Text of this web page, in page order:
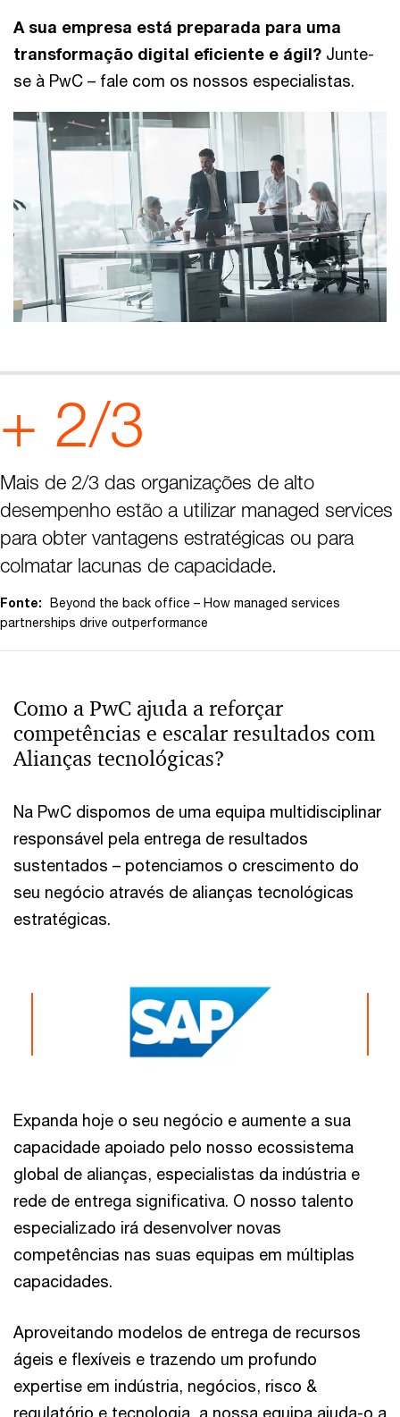
A sua empresa está preparada para uma
transformação digital eficiente e ágil? Junte-
se à PwC – fale com os nossos especialistas.
+ 2/3
Mais de 2/3 das organizações de alto
desempenho estão a utilizar managed services
para obter vantagens estratégicas ou para
colmatar lacunas de capacidade.
Fonte: Beyond the back office – How managed services
partnerships drive outperformance
Como a PwC ajuda a reforçar
competências e escalar resultados com
Alianças tecnológicas?
Na PwC dispomos de uma equipa multidisciplinar
responsável pela entrega de resultados
sustentados – potenciamos o crescimento do
seu negócio através de alianças tecnológicas
estratégicas.
Expanda hoje o seu negócio e aumente a sua
capacidade apoiado pelo nosso ecossistema
global de alianças, especialistas da indústria e
rede de entrega significativa. O nosso talento
especializado irá desenvolver novas
competências nas suas equipas em múltiplas
capacidades.
Aproveitando modelos de entrega de recursos
ágeis e flexíveis e trazendo um profundo
expertise em indústria, negócios, risco &
regulatório e tecnologia, a nossa equipa ajuda-o a